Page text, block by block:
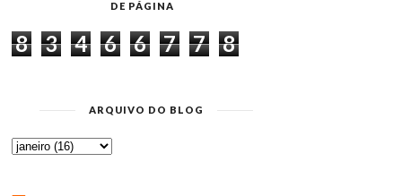
DE PÁGINA
8 3 4 6 6 7 7 8
ARQUIVO DO BLOG